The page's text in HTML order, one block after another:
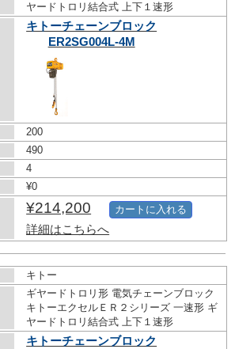
ヤードトロリ結合式 上下１速形
キトーチェーンブロック
ER2SG004L-4M
200
490
4
¥0
¥214,200
詳細はこちらへ
カートに入れる
キトー
ギヤードトロリ形 電気チェーンブロック
キトーエクセルＥＲ２シリーズ 一速形 ギ
ヤードトロリ結合式 上下１速形
キトーチェーンブロック